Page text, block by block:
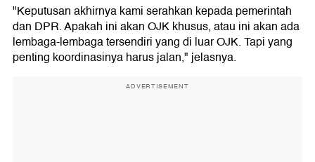
"Keputusan akhirnya kami serahkan kepada pemerintah
dan DPR. Apakah ini akan OJK khusus, atau ini akan ada
lembaga-lembaga tersendiri yang di luar OJK. Tapi yang
penting koordinasinya harus jalan," jelasnya.
ADVERTISEMENT